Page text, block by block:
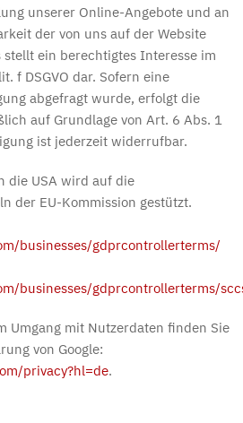
unserer Online-Angebote und an
der von uns auf der Website
stellt ein berechtigtes Interesse im
f DSGVO dar. Sofern eine
abgefragt wurde, erfolgt die
auf Grundlage von Art. 6 Abs. 1
ist jederzeit widerrufbar.
die USA wird auf die
der EU-Kommission gestützt.
businesses/gdprcontrollerterms/
businesses/gdprcontrollerterms/
Umgang mit Nutzerdaten finden Sie
von Google:
privacy?hl=de.